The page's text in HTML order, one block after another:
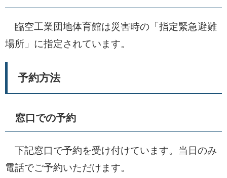
臨空工業団地体育館は災害時の「指定緊急避難
場所」に指定されています。
予約方法
窓口での予約
下記窓口で予約を受け付けています。当日のみ
電話でご予約いただけます。